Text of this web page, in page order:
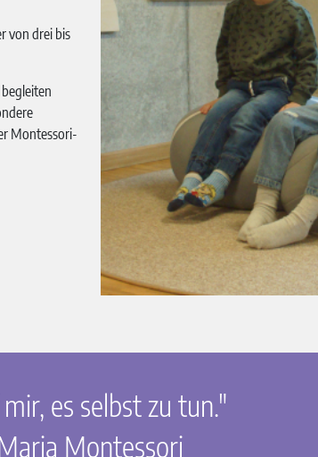
von drei bis
Montessori-
es selbst zu tun."
Montessori